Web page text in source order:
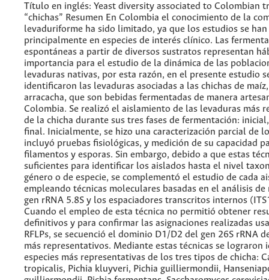
Título en inglés: Yeast diversity associated to Colombian
“chichas” Resumen En Colombia el conocimiento de la
levaduriforme ha sido limitado, ya que los estudios se
principalmente en especies de interés clínico. Las
espontáneas a partir de diversos sustratos representan
importancia para el estudio de la dinámica de las
levaduras nativas, por esta razón, en el presente estudio
identificaron las levaduras asociadas a las chichas de
arracacha, que son bebidas fermentadas de manera
Colombia. Se realizó el aislamiento de las levaduras más
de la chicha durante sus tres fases de fermentación:
final. Inicialmente, se hizo una caracterización parcial de
incluyó pruebas fisiológicas, y medición de su capacidad
filamentos y esporas. Sin embargo, debido a que estas
suficientes para identificar los aislados hasta el nivel
género o de especie, se complementó el estudio de cada
empleando técnicas moleculares basadas en el análisis
gen rRNA 5.8S y los espaciadores transcritos internos
Cuando el empleo de esta técnica no permitió obtener
definitivos y para confirmar las asignaciones realizadas
RFLPs, se secuenció el dominio D1/D2 del gen 26S rRNA
más representativos. Mediante estas técnicas se lograron
especies más representativas de los tres tipos de chicha:
tropicalis, Pichia kluyveri, Pichia guilliermondii,